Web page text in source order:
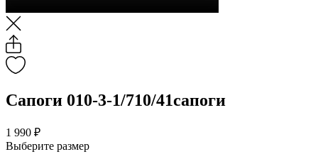
Сапоги 010-3-1/710/41сапоги
1 990 ₽
Выберите размер